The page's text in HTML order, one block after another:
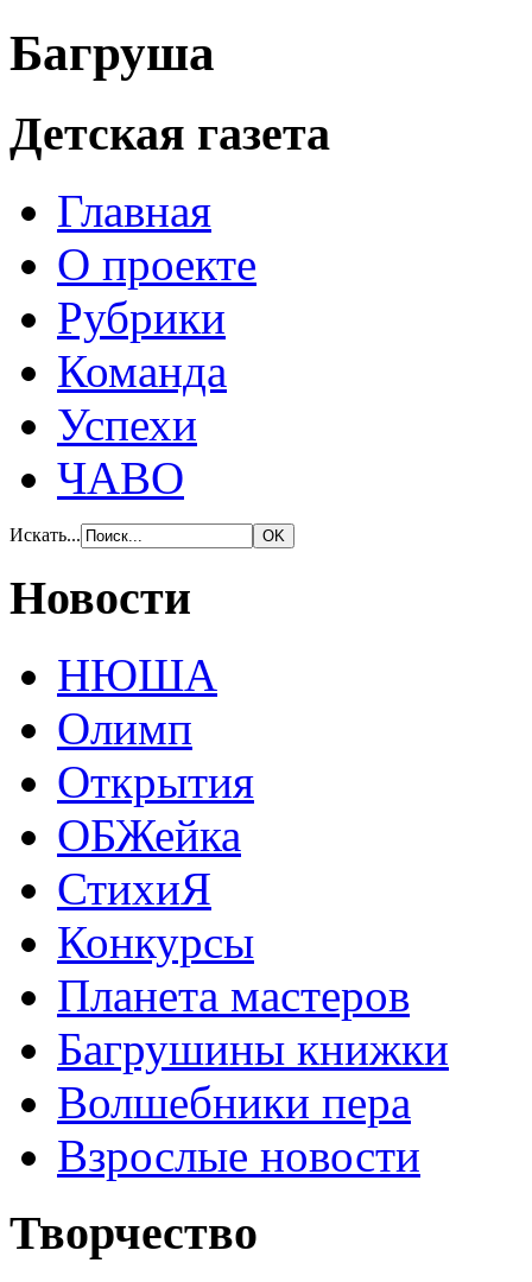
Багруша
Детская газета
Главная
О проекте
Рубрики
Команда
Успехи
ЧАВО
Искать...
Новости
НЮША
Олимп
Открытия
ОБЖейка
СтихиЯ
Конкурсы
Планета мастеров
Багрушины книжки
Волшебники пера
Взрослые новости
Творчество